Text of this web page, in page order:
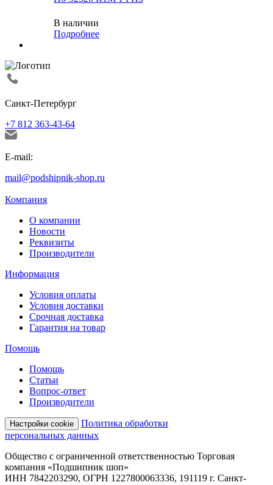
В наличии
Подробнее
Санкт-Петербург
+7 812 363-43-64
E-mail:
mail@podshipnik-shop.ru
Компания
О компании
Новости
Реквизиты
Производители
Информация
Условия оплаты
Условия доставки
Срочная доставка
Гарантия на товар
Помощь
Помощь
Статьи
Вопрос-ответ
Производители
Настройки cookie
Политика обработки
персональных данных
Общество с ограниченной ответственностью Торговая
компания «Подшипник шоп»
ИНН 7842203290, ОГРН 1227800063336, 191119 г. Санкт-